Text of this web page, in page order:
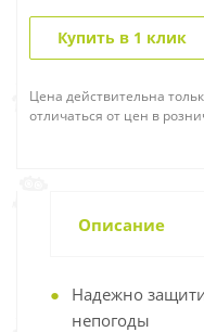
Купить в 1 клик
Цена действительна
отличаться от цен в
Описание
Надежно
непогоды